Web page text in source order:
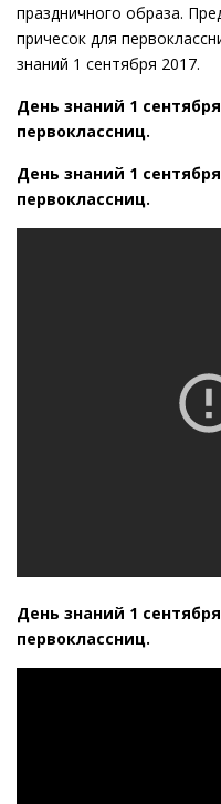
праздничного образа.
причесок для
знаний 1 сентября 2017.
День знаний 1
первоклассниц.
День знаний 1
первоклассниц.
День знаний 1
первоклассниц.